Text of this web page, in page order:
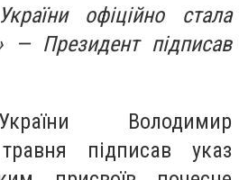
офіційно стала
— Президент підписав
Володимир
підписав указ